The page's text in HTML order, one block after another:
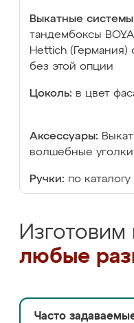
Выкатные системы
тандембоксы
Hettich
без этой опции
Цоколь: в цвет
Аксессуары:
волшебные
Ручки: по каталогу
Изготовим
любые
Часто